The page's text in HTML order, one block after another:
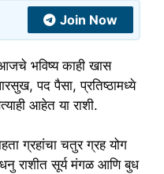
Join Now
भविष्य काही खास
पद पैसा, प्रतिष्ठामध्ये
आहेत या राशी.
ग्रहांचा चतुर ग्रह योग
राशीत सूर्य मंगळ आणि बुध